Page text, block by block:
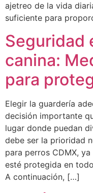
ajetreo de la vida
suficiente para
Seguridad
canina:
para
Elegir la guardería
decisión importante
lugar donde puedan
debe ser la prioridad
para perros CDMX,
esté protegida en
A continuación, […]